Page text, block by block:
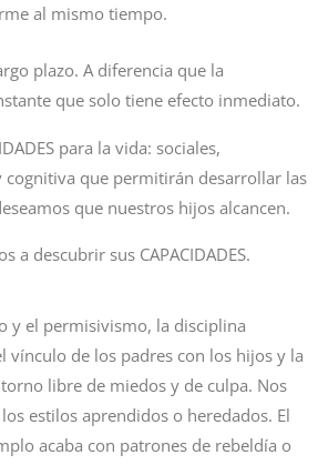
al mismo tiempo.
plazo. A diferencia que la
que solo tiene efecto inmediato.
para la vida: sociales,
cognitiva que permitirán desarrollar las
que nuestros hijos alcancen.
a descubrir sus CAPACIDADES.
y el permisivismo, la disciplina
vínculo de los padres con los hijos y la
libre de miedos y de culpa. Nos
estilos aprendidos o heredados. El
acaba con patrones de rebeldía o